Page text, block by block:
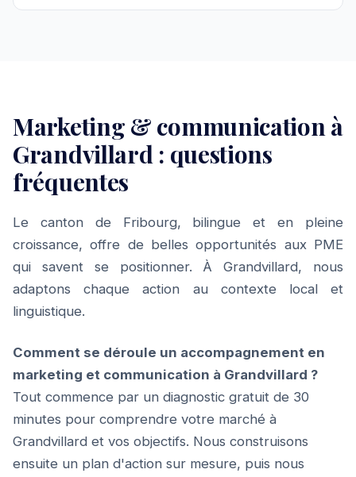
Marketing & communication à
Grandvillard : questions
fréquentes
Le canton de Fribourg, bilingue et en pleine
croissance, offre de belles opportunités aux PME
qui savent se positionner. À Grandvillard, nous
adaptons chaque action au contexte local et
linguistique.
Comment se déroule un accompagnement en
marketing et communication à Grandvillard ?
Tout commence par un diagnostic gratuit de 30
minutes pour comprendre votre marché à
Grandvillard et vos objectifs. Nous construisons
ensuite un plan d'action sur mesure, puis nous